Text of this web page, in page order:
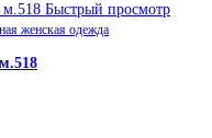
Быстрый просмотр
женская одежда